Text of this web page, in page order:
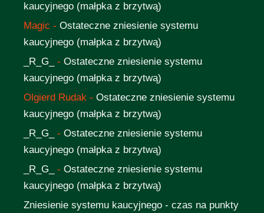
kaucyjnego (małpka z brzytwą)
Magic - Ostateczne zniesienie systemu
kaucyjnego (małpka z brzytwą)
_R_G_
- Ostateczne zniesienie systemu
kaucyjnego (małpka z brzytwą)
Olgierd Rudak - Ostateczne zniesienie systemu
kaucyjnego (małpka z brzytwą)
_R_G_
- Ostateczne zniesienie systemu
kaucyjnego (małpka z brzytwą)
_R_G_
- Ostateczne zniesienie systemu
kaucyjnego (małpka z brzytwą)
Zniesienie systemu kaucyjnego - czas na punkty